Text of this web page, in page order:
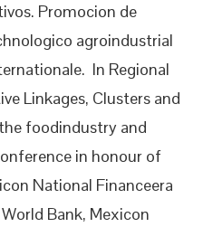
Promocion de
agroindustrial
In Regional
Linkages, Clusters and
foodindustry and
in honour of
National Financeera
Bank, Mexicon